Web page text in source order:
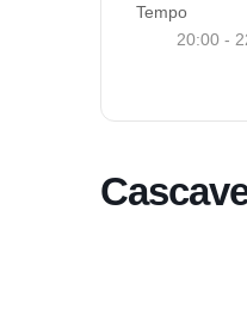
Tempo
20:00 -